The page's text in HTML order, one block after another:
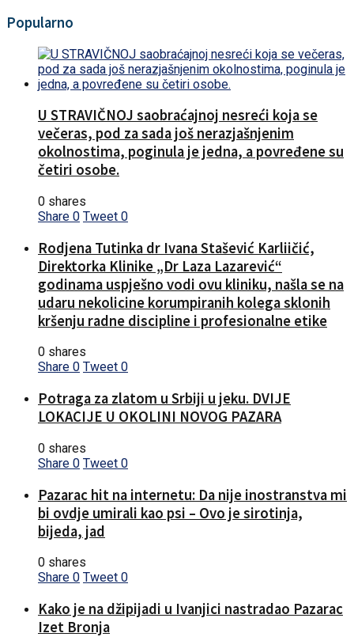
Popularno
U STRAVIČNOJ saobraćajnoj nesreći koja se
večeras, pod za sada još nerazjašnjenim
okolnostima, poginula je jedna, a povređene su
četiri osobe.
0 shares
Share 0 Tweet 0
Rodjena Tutinka dr Ivana Stašević Karliičić,
Direktorka Klinike „Dr Laza Lazarević“
godinama uspješno vodi ovu kliniku, našla se na
udaru nekolicine korumpiranih kolega sklonih
kršenju radne discipline i profesionalne etike
0 shares
Share 0 Tweet 0
Potraga za zlatom u Srbiji u jeku. DVIJE
LOKACIJE U OKOLINI NOVOG PAZARA
0 shares
Share 0 Tweet 0
Pazarac hit na internetu: Da nije inostranstva mi
bi ovdje umirali kao psi – Ovo je sirotinja,
bijeda, jad
0 shares
Share 0 Tweet 0
Kako je na džipijadi u Ivanjici nastradao Pazarac
Izet Bronja